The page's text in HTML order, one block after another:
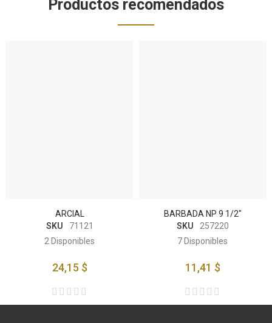
Productos recomendados
ARCIAL
SKU
71121
2 Disponibles
24,15 $
BARBADA NP 9 1/2"
SKU
257220
7Disponibles
11,41 $